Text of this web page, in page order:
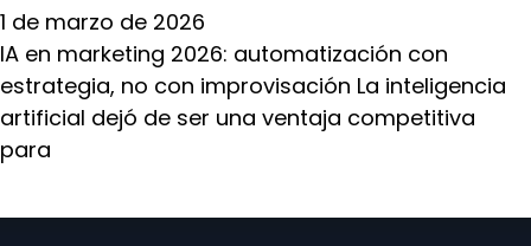
1 de marzo de 2026
IA en marketing 2026: automatización con
estrategia, no con improvisación La inteligencia
artificial dejó de ser una ventaja competitiva
para